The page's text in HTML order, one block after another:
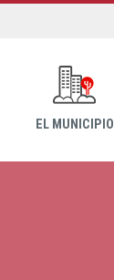
EL MUNICIPIO